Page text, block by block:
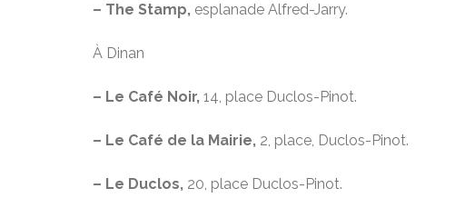
– The Stamp, esplanade Alfred-Jarry.
À Dinan
– Le Café Noir, 14, place Duclos-Pinot.
– Le Café de la Mairie, 2, place, Duclos-Pinot.
– Le Duclos, 20, place Duclos-Pinot.